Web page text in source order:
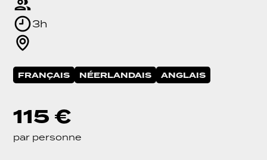
3h
FRANÇAIS NÉERLANDAIS ANGLAIS
115 €
par personne